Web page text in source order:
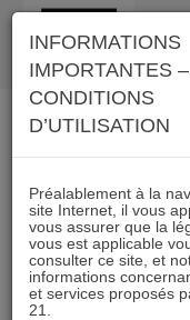
Skip
content
ESG
INFORMATIONS
IMPORTANTES –
CONDITIONS
D’UTILISATION
Préalablement à la
site Internet, il vous
vous assurer que la
vous est applicable
consulter ce site, et
informations
et services proposés
21.